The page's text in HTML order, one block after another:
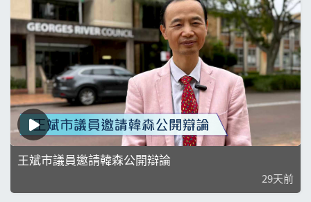
王斌市議員邀請韓森公開辯論
29天前